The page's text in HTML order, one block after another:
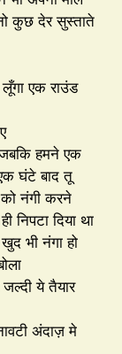
कुछ देर सुस्ताते
एक राउंड
हमने एक
घंटे बाद तू
नंगी करने
निपटा दिया था
भी नंगा हो
ये तैयार
अंदाज़ मे